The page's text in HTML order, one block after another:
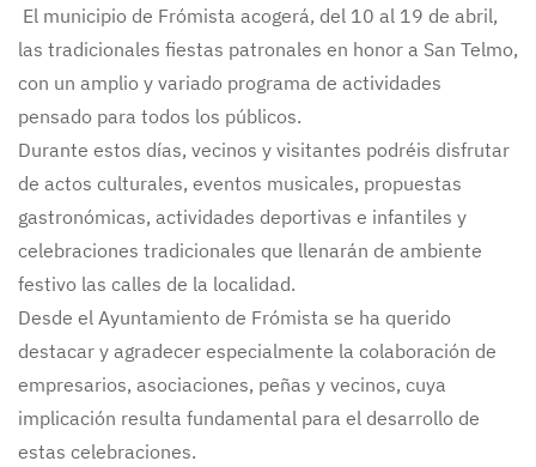
El municipio de Frómista acogerá, del 10 al 19 de abril,
las tradicionales fiestas patronales en honor a San Telmo,
con un amplio y variado programa de actividades
pensado para todos los públicos.
Durante estos días, vecinos y visitantes podréis disfrutar
de actos culturales, eventos musicales, propuestas
gastronómicas, actividades deportivas e infantiles y
celebraciones tradicionales que llenarán de ambiente
festivo las calles de la localidad.
Desde el Ayuntamiento de Frómista se ha querido
destacar y agradecer especialmente la colaboración de
empresarios, asociaciones, peñas y vecinos, cuya
implicación resulta fundamental para el desarrollo de
estas celebraciones.